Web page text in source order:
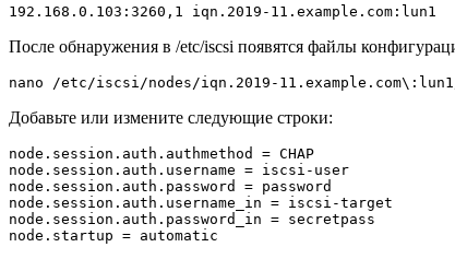
192.168.0.103:3260,1 iqn.2019-11.example.com:lun1
После обнаружения в /etc/iscsi появятся файлы
nano /etc/iscsi/nodes/iqn.2019-
Добавьте или измените следующие строки:
node.session.auth.authmethod = CHAP
node.session.auth.username = iscsi-user
node.session.auth.password = password
node.session.auth.username_in = iscsi-target
node.session.auth.password_in = secretpass
node.startup = automatic